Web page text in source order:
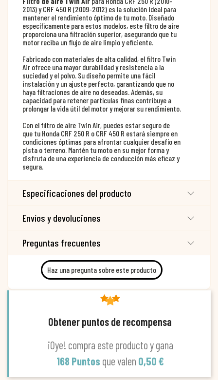
2013) y CRF 450 R (2009-2012) es la solución ideal para
mantener el rendimiento óptimo de tu moto. Diseñado
específicamente para estos modelos, este filtro de aire
proporciona una filtración superior, asegurando que tu
motor reciba un flujo de aire limpio y eficiente.
Fabricado con materiales de alta calidad, el filtro Twin
Air ofrece una mayor durabilidad y resistencia a la
suciedad y el polvo. Su diseño permite una fácil
instalación y un ajuste perfecto, garantizando que no
haya filtraciones de aire no deseadas. Además, su
capacidad para retener partículas finas contribuye a
prolongar la vida útil del motor y mejorar su rendimiento.
Con el filtro de aire Twin Air, puedes estar seguro de
que tu Honda CRF 250 R o CRF 450 R estará siempre en
condiciones óptimas para afrontar cualquier desafío en
pista o terreno. Mantén tu moto en su mejor forma y
disfruta de una experiencia de conducción más eficaz y
segura.
Especificaciones del producto
Envíos y devoluciones
Preguntas frecuentes
Haz una pregunta sobre este producto
Obtener puntos de recompensa
¡Oye! compra este producto y gana
168 Puntos que valen 0,50 €